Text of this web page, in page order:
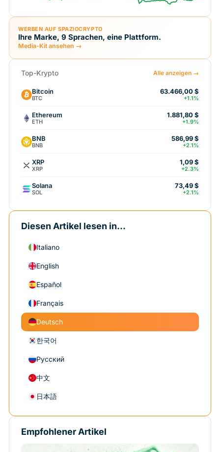
WERBEN AUF SPAZIOCRYPTO
Ihre Marke, 9 Sprachen, eine Plattform.
Media-Kit ansehen →
Top-Krypto Alle anzeigen →
Bitcoin
BTC
63.466,00 $
+1.1%
Ethereum
ETH
1.881,80 $
+1.9%
BNB
BNB
586,99 $
+2.1%
XRP
XRP
1,09 $
+2.3%
Solana
SOL
73,49 $
+2.1%
Diesen Artikel lesen in...
Italiano
English
Español
Français
Deutsch
한국어
Русский
中文
日本語
Empfohlener Artikel